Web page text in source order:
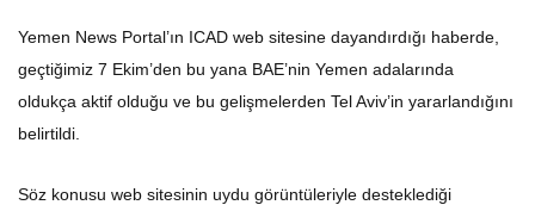
Yemen News Portal’ın ICAD web sitesine dayandırdığı haberde,
geçtiğimiz 7 Ekim’den bu yana BAE’nin Yemen adalarında
oldukça aktif olduğu ve bu gelişmelerden Tel Aviv’in yararlandığını
belirtildi.
Söz konusu web sitesinin uydu görüntüleriyle desteklediği